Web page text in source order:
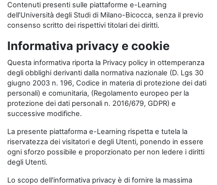
Contenuti presenti sulle piattaforme e-Learning
dell’Università degli Studi di Milano-Bicocca, senza il previo
consenso scritto dei rispettivi titolari dei diritti.
Informativa privacy e cookie
Questa informativa riporta la Privacy policy in ottemperanza
degli obblighi derivanti dalla normativa nazionale (D. Lgs 30
giugno 2003 n. 196, Codice in materia di protezione dei dati
personali) e comunitaria, (Regolamento europeo per la
protezione dei dati personali n. 2016/679, GDPR) e
successive modifiche.
La presente piattaforma e-Learning rispetta e tutela la
riservatezza dei visitatori e degli Utenti, ponendo in essere
ogni sforzo possibile e proporzionato per non ledere i diritti
degli Utenti.
Lo scopo dell'informativa privacy è di fornire la massima